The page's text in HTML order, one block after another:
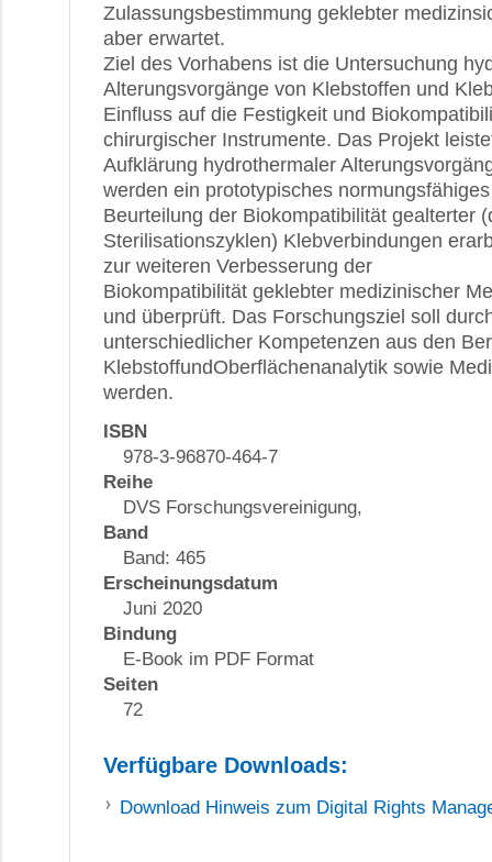
Zulassungsbestimmung geklebter
aber erwartet.
Ziel des Vorhabens ist die Untersuchung
Alterungsvorgänge von Klebstoffen und
Einfluss auf die Festigkeit und
chirurgischer Instrumente. Das Projekt
Aufklärung hydrothermaler
werden ein prototypisches
Beurteilung der Biokompatibilität gealterter
Sterilisationszyklen) Klebverbindungen
zur weiteren Verbesserung der
Biokompatibilität geklebter medizinischer
und überprüft. Das Forschungsziel soll
unterschiedlicher Kompetenzen aus den
KlebstoffundOberflächenanalytik sowie
werden.
ISBN
978-3-96870-464-7
Reihe
DVS Forschungsvereinigung,
Band
Band: 465
Erscheinungsdatum
Juni 2020
Bindung
E-Book im PDF Format
Seiten
72
Verfügbare Downloads:
Download Hinweis zum Digital Rights